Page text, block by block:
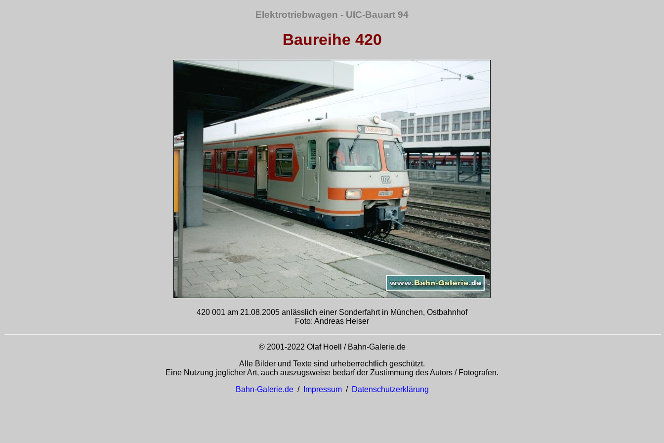
Elektrotriebwagen - UIC-Bauart 94
Baureihe 420
420 001 am 21.08.2005 anlässlich einer Sonderfahrt in München, Ostbahnhof
Foto: Andreas Heiser
© 2001-2022 Olaf Hoell / Bahn-Galerie.de
Alle Bilder und Texte sind urheberrechtlich geschützt.
Eine Nutzung jeglicher Art, auch auszugsweise bedarf der Zustimmung des Autors / Fotografen.
Bahn-Galerie.de / Impressum/ Datenschutzerklärung